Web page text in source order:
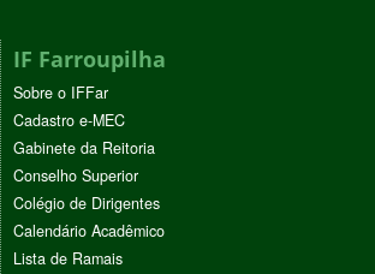
IF Farroupilha
Sobre o IFFar
Cadastro e-MEC
Gabinete da Reitoria
Conselho Superior
Colégio de Dirigentes
Calendário Acadêmico
Lista de Ramais